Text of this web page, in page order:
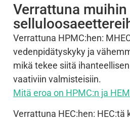
Verrattuna muihin
Verrattuna HPMC:hen:
vedenpidätyskyky ja
mikä tekee siitä
vaativiin valmisteisiin.
Mitä eroa on HPMC:n ja
Verrattuna HEC:hen: